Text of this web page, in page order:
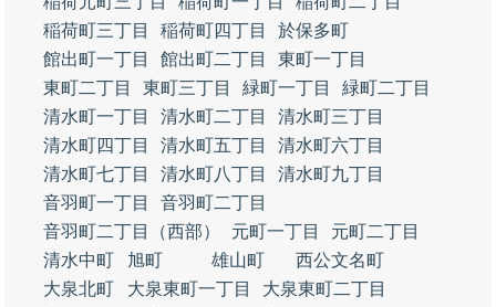
稲荷町三丁目
稲荷町四丁目
於保多町
館出町一丁目
館出町二丁目
東町一丁目
東町二丁目
東町三丁目 緑町一丁目
緑町二丁目
清水町一丁目
清水町二丁目
清水町三丁目
清水町四丁目
清水町五丁目
清水町六丁目
清水町七丁目
清水町八丁目
清水町九丁目
音羽町一丁目
音羽町二丁目
音羽町二丁目（西部）
元町一丁目
元町二丁目
清水中町
旭町 雄山町
西公文名町
大泉北町
大泉東町一丁目
大泉東町二丁目